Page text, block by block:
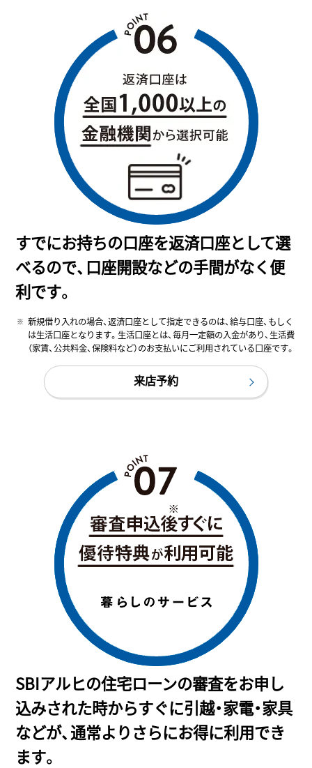
すでにお持ちの口座を返済口座として選
べるので、口座開設などの手間がなく便
利です。
新規借り入れの場合、返済口座として指定できるのは、給与口座、もしく
は生活口座となります。生活口座とは、毎月一定額の入金があり、生活費
（家賃、公共料金、保険料など）のお支払いにご利用されている口座です。
来店予約
SBIアルヒの住宅ローンの審査をお申し
込みされた時からすぐに引越・家電・家具
などが、通常よりさらにお得に利用でき
ます。